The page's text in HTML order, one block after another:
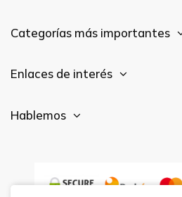
Categorías más importantes
Enlaces de interés
Hablemos